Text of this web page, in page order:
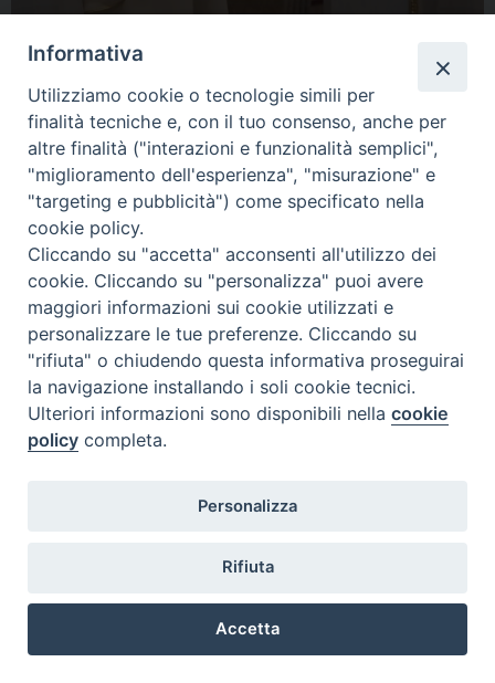
Informativa
Utilizziamo cookie o tecnologie simili per
finalità tecniche e, con il tuo consenso, anche per
altre finalità ("interazioni e funzionalità semplici",
"miglioramento dell'esperienza", "misurazione" e
"targeting e pubblicità") come specificato nella
cookie policy.
Cliccando su "accetta" acconsenti all'utilizzo dei
cookie. Cliccando su "personalizza" puoi avere
maggiori informazioni sui cookie utilizzati e
personalizzare le tue preferenze. Cliccando su
"rifiuta" o chiudendo questa informativa proseguirai
la navigazione installando i soli cookie tecnici.
Ulteriori informazioni sono disponibili nellacookie
policy completa.
Personalizza
Rifiuta
Accetta